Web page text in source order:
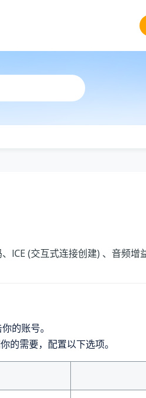
ICE (交互式连接创建) 、音频增
的账号。
的需要，配置以下选项。